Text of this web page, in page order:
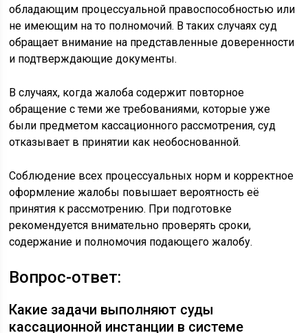
обладающим процессуальной правоспособностью или
не имеющим на то полномочий. В таких случаях суд
обращает внимание на представленные доверенности
и подтверждающие документы.
В случаях, когда жалоба содержит повторное
обращение с теми же требованиями, которые уже
были предметом кассационного рассмотрения, суд
отказывает в принятии как необоснованной.
Соблюдение всех процессуальных норм и корректное
оформление жалобы повышает вероятность её
принятия к рассмотрению. При подготовке
рекомендуется внимательно проверять сроки,
содержание и полномочия подающего жалобу.
Вопрос-ответ:
Какие задачи выполняют суды
кассационной инстанции в системе